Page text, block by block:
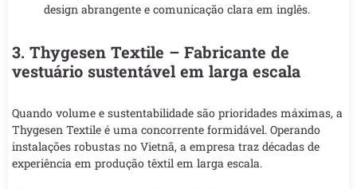
design abrangente e comunicação clara em inglês.
3. Thygesen Textile – Fabricante de
vestuário sustentável em larga escala
Quando volume e sustentabilidade são prioridades máximas, a
Thygesen Textile é uma concorrente formidável. Operando
instalações robustas no Vietnã, a empresa traz décadas de
experiência em produção têxtil em larga escala.